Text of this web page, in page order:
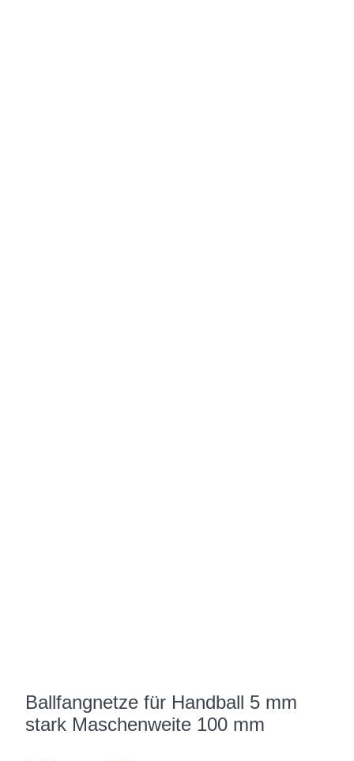
Ballfangnetze für Handball 5 mm
stark Maschenweite 100 mm